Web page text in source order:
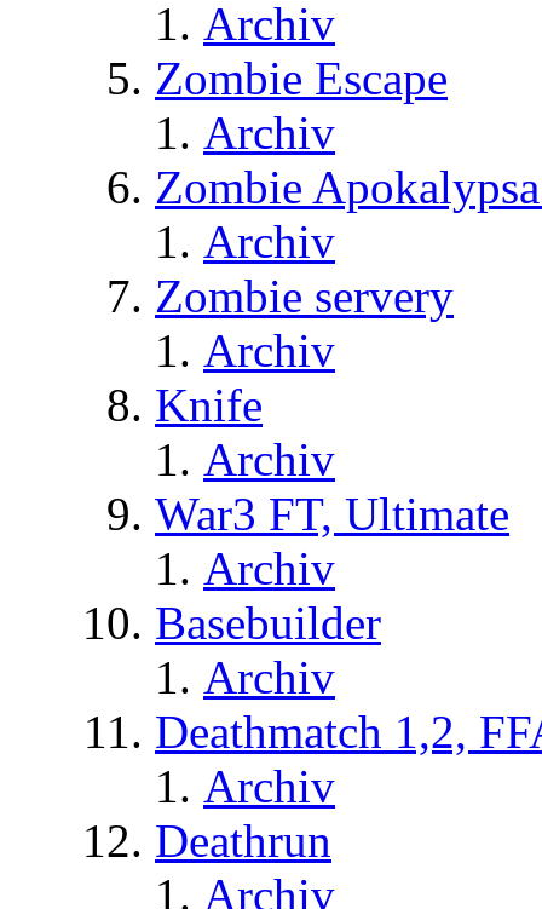
Archiv
Zombie Escape
Archiv
Zombie
Archiv
Zombie servery
Archiv
Knife
Archiv
War3 FT, Ultimate
Archiv
Basebuilder
Archiv
Deathmatch 1,2,
Archiv
Deathrun
Archiv